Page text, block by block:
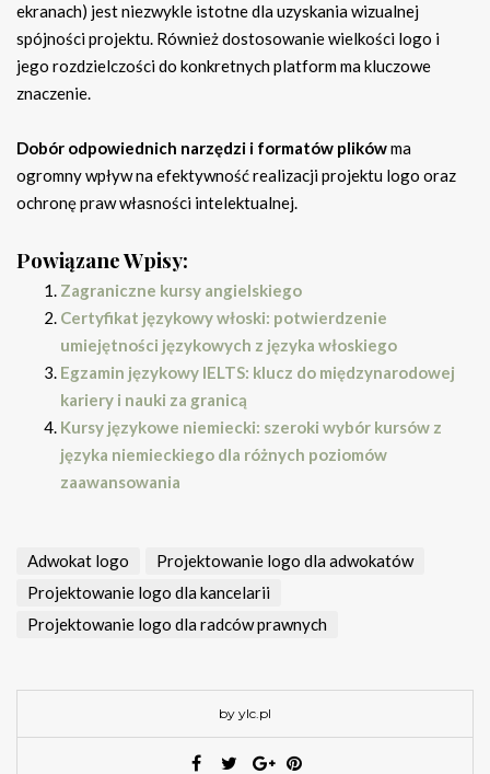
ekranach) jest niezwykle istotne dla uzyskania wizualnej
spójności projektu. Również dostosowanie wielkości logo i
jego rozdzielczości do konkretnych platform ma kluczowe
znaczenie.
Dobór odpowiednich narzędzi i formatów plikówma
ogromny wpływ na efektywność realizacji projektu logo oraz
ochronę praw własności intelektualnej.
Powiązane Wpisy:
Zagraniczne kursy angielskiego
Certyfikat językowy włoski: potwierdzenie
umiejętności językowych z języka włoskiego
Egzamin językowy IELTS: klucz do międzynarodowej
kariery i nauki za granicą
Kursy językowe niemiecki: szeroki wybór kursów z
języka niemieckiego dla różnych poziomów
zaawansowania
Adwokat logo
Projektowanie logo dla adwokatów
Projektowanie logo dla kancelarii
Projektowanie logo dla radców prawnych
by ylc.pl